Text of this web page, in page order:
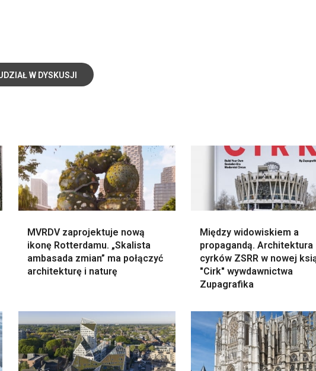
W DYSKUSJI
MVRDV zaprojektuje nową
ikonę Rotterdamu. „Skalista
ambasada zmian” ma połączyć
architekturę i naturę
Między widowiskiem a
propagandą. Architektura
cyrków ZSRR w nowej
"Cirk" wywdawnictwa
Zupagrafika